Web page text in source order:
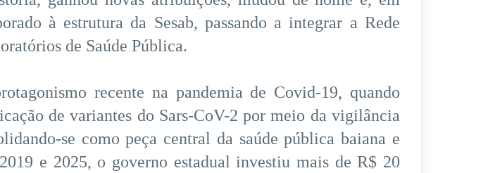
à estrutura da Sesab, passando a integrar a Rede
de Saúde Pública.
recente na pandemia de Covid-19, quando
de variantes do Sars-CoV-2 por meio da vigilância
se como peça central da saúde pública baiana e
e 2025, o governo estadual investiu mais de R$ 20